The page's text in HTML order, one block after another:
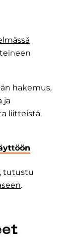
hakemus,
ja
liitteistä.
tutustu
.